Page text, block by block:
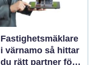
Fastighetsmäklare
i värnamo så hittar
du rätt partner för